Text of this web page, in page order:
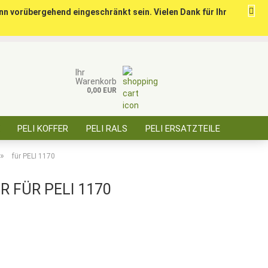
Passwort
Ihr
Warenkorb
0,00 EUR
vorübergehend eingeschränkt sein. Vielen Dank für Ihr
PELI KOFFER PELI RALS PELI ERSATZTEILE
» für PELI 1170
FÜR PELI 1170